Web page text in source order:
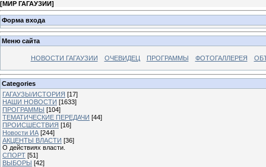
[МИР ГАГАУЗИИ]
Форма входа
Меню сайта
НОВОСТИ ГАГАУЗИИ ОЧЕВИДЕЦ ПРОГРАММЫ ФОТОГАЛЛЕРЕЯ
Categories
ГАГАУЗЫ/ИСТОРИЯ [17]
НАШИ НОВОСТИ [1633]
ПРОГРАММЫ [104]
ТЕМАТИЧЕСКИЕ ПЕРЕДАЧИ [44]
ПРОИСШЕСТВИЯ [16]
Новости ИА [244]
АКЦЕНТЫ ВЛАСТИ [36]
О действиях власти.
СПОРТ [51]
ВЫБОРЫ [42]